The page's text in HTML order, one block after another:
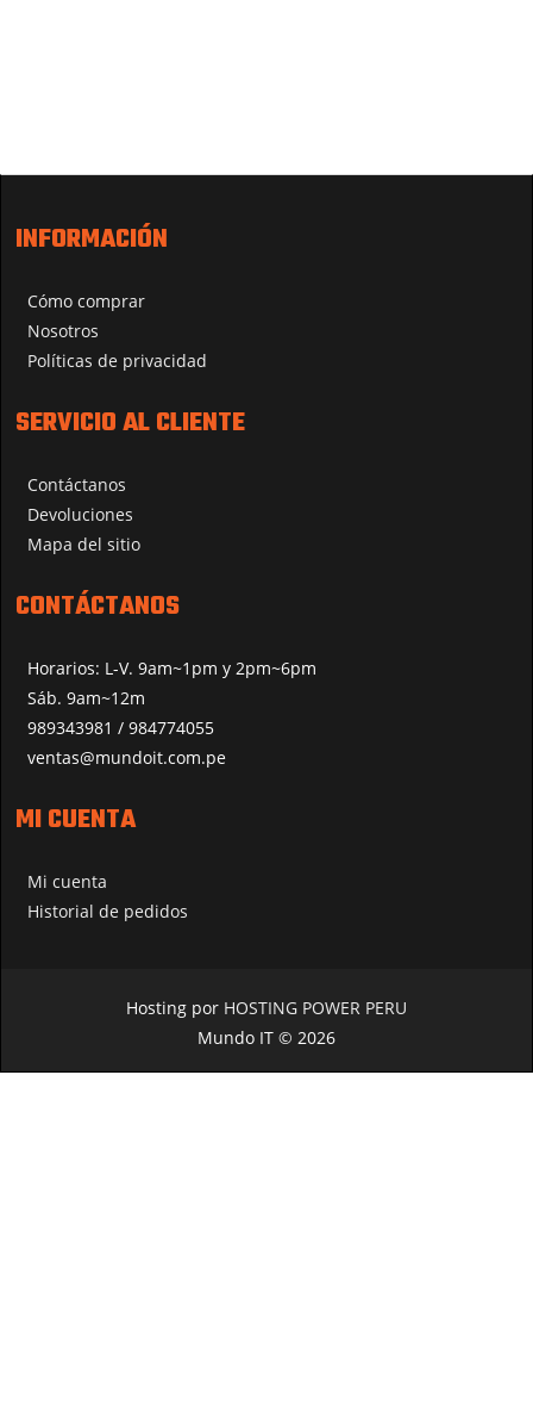
INFORMACIÓN
Cómo comprar
Nosotros
Políticas de privacidad
SERVICIO AL CLIENTE
Contáctanos
Devoluciones
Mapa del sitio
CONTÁCTANOS
Horarios: L-V. 9am~1pm y 2pm~6pm
Sáb. 9am~12m
989343981 / 984774055
ventas@mundoit.com.pe
MI CUENTA
Mi cuenta
Historial de pedidos
Hosting por HOSTING POWER PERU
Mundo IT © 2026